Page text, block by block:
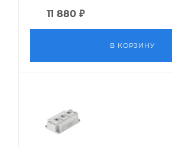
11 880 ₽
В КОРЗИНУ